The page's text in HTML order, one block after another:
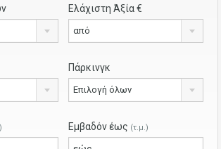
Ελάχιστη Άξία €
από
Πάρκινγκ
Επιλογή όλων
Εμβαδόν έως (τ.μ.)